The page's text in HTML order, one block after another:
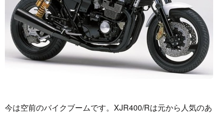
今は空前のバイクブームです。XJR400/Rは元から人気のあ